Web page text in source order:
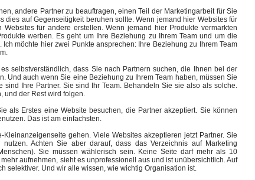
andere Partner zu beauftragen, einen Teil der Marketingarbeit für Sie
dies auf Gegenseitigkeit beruhen sollte. Wenn jemand hier Websites für
für andere erstellen. Wenn jemand hier Produkte vermarkten
werben. Es geht um Ihre Beziehung zu Ihrem Team und um die
Ich möchte hier zwei Punkte ansprechen: Ihre Beziehung zu Ihrem Team
selbstverständlich, dass Sie nach Partnern suchen, die Ihnen bei der
Und auch wenn Sie eine Beziehung zu Ihrem Team haben, müssen Sie
sind Ihre Partner. Sie sind Ihr Team. Behandeln Sie sie also als solche.
und der Rest wird folgen.
als Erstes eine Website besuchen, die Partner akzeptiert. Sie können
Das ist am einfachsten.
gehen. Viele Websites akzeptieren jetzt Partner. Sie
nutzen. Achten Sie aber darauf, dass das Verzeichnis auf Marketing
Sie müssen wählerisch sein. Keine Seite darf mehr als 10
aufnehmen, sieht es unprofessionell aus und ist unübersichtlich. Auf
selektiver. Und wir alle wissen, wie wichtig Organisation ist.